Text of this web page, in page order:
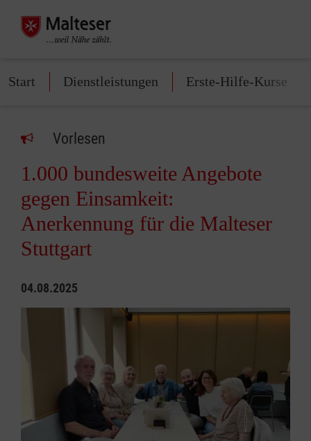
Start Dienstleistungen Erste-Hilfe-Kurse
Vorlesen
1.000 bundesweite Angebote
gegen Einsamkeit:
Anerkennung für die Malteser
Stuttgart
04.08.2025